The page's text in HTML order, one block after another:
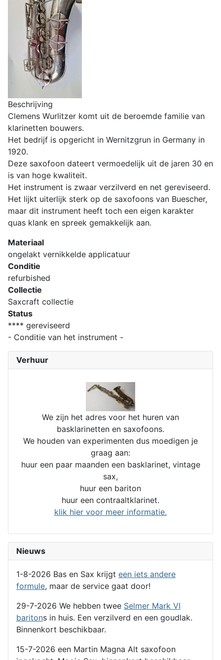
Verhuur
We zijn het adres voor het huren van
basklarinetten en saxofoons.
We houden van experimenten dus moedigen je
graag aan:
huur een paar maanden een basklarinet, vintage
sax,
huur een bariton
huur een contraaltklarinet.
klik hier voor meer informatie.
Nieuws
1-8-2026 Bas en Sax krijgt een iets andere
formule, maar de service gaat door!
29-7-2026 We hebben twee Selmer Mark VI
baritons in huis. Een verzilverd en een goudlak.
Binnenkort beschikbaar.
15-7-2026 een Martin Magna Alt saxofoon
Beschrijving
Clemens Wurlitzer komt uit de beroemde familie van
klarinetten bouwers.
Het bedrijf is opgericht in Wernitzgrun in Germany in
1920.
Deze saxofoon dateert vermoedelijk uit de jaren 30 en
is van hoge kwaliteit.
Het instrument is zwaar verzilverd en net gereviseerd.
Het lijkt uiterlijk sterk op de saxofoons van Buescher,
maar dit instrument heeft toch een eigen karakter
quas klank en spreek gemakkelijk aan.
Materiaal
ongelakt vernikkelde applicatuur
Conditie
refurbished
Collectie
Saxcraft collectie
Status
**** gereviseerd
- Conditie van het instrument -